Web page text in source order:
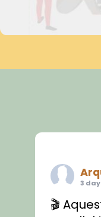
3
🎬